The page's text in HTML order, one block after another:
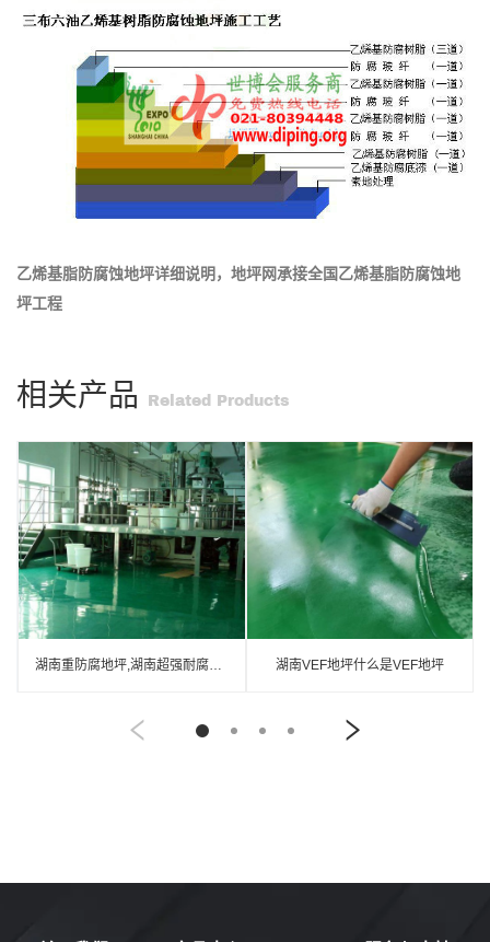
乙烯基脂防腐蚀地坪详细说明，地坪网承接全国乙烯基脂防腐蚀地
坪工程
相关产品 Related Products
湖南重防腐地坪,湖南超强耐腐蚀涂料 湖南VEF地坪什么是VEF地坪